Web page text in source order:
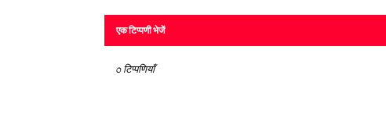
एक टिप्पणी भेजें
0 टिप्पणियाँ